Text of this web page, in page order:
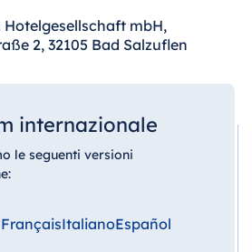
mbH,
2, 32105 Bad Salzuflen
internazionale
le seguenti versioni
FrançaisItalianoEspañol